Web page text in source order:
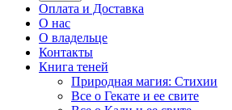
Оплата и Доставка
О нас
О владельце
Контакты
Книга теней
Природная магия: Стихии
Все о Гекате и ее свите